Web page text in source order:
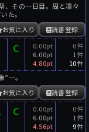
、その一日目。周と凛々
た。
読書登録
お気に入り
C
0.00pt
6.00pt
4.80pt
0件
1件
10件
”―。
読書登録
お気に入り
C
0.00pt
6.00pt
4.56pt
0件
1件
9件